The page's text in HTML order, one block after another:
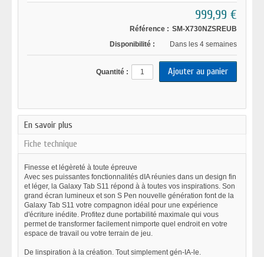
999,99 €
Référence : SM-X730NZSREUB
Disponibilité :
Dans les 4 semaines
Quantité :
En savoir plus
Fiche technique
Finesse et légèreté à toute épreuve
Avec ses puissantes fonctionnalités dIA réunies dans un design fin
et léger, la Galaxy Tab S11 répond à à toutes vos inspirations. Son
grand écran lumineux et son S Pen nouvelle génération font de la
Galaxy Tab S11 votre compagnon idéal pour une expérience
d'écriture inédite. Profitez dune portabilité maximale qui vous
permet de transformer facilement nimporte quel endroit en votre
espace de travail ou votre terrain de jeu.
De linspiration à la création. Tout simplement gén-IA-le.